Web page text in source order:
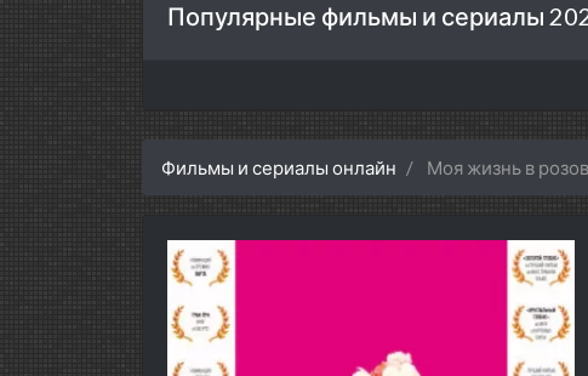
Популярные фильмы и сериалы
Фильмы и сериалы онлайн Моя жизнь в